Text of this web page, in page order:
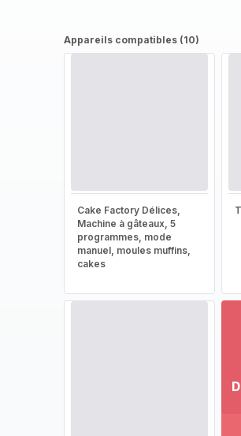
Appareils compatibles (10)
Cake Factory Délices,
Machine à gâteaux, 5
programmes, mode
manuel, moules muffins,
cakes